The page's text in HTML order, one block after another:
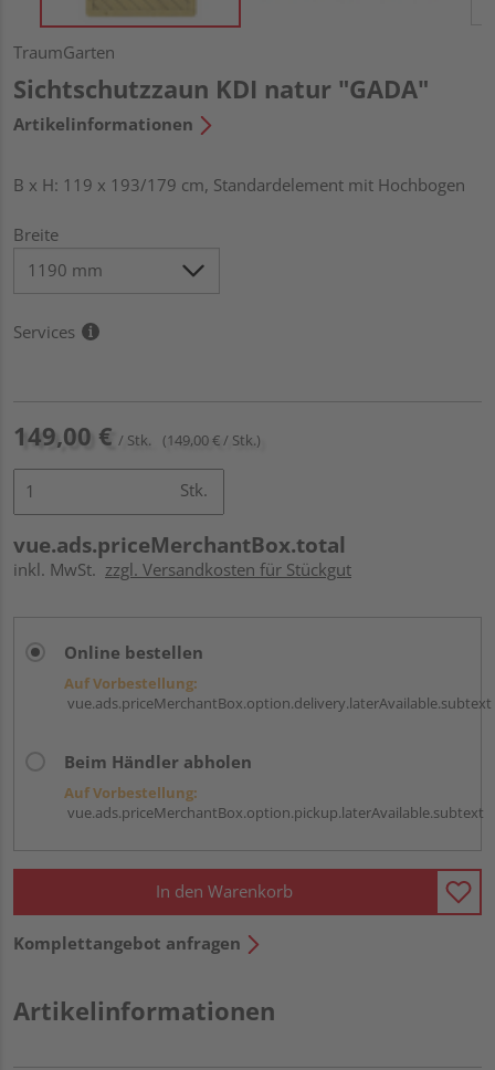
TraumGarten
Sichtschutzzaun KDI natur "GADA"
Artikelinformationen
B x H: 119 x 193/179 cm, Standardelement mit Hochbogen
Breite
Services
149,00 € / Stk. (149,00 € / Stk.)
Stk.
vue.ads.priceMerchantBox.total
inkl. MwSt. zzgl. Versandkosten für Stückgut
Online bestellen
Auf Vorbestellung:
vue.ads.priceMerchantBox.option.delivery.laterAvailable.subtext
Beim Händler abholen
Auf Vorbestellung:
vue.ads.priceMerchantBox.option.pickup.laterAvailable.subtext
In den Warenkorb
Komplettangebot anfragen
Artikelinformationen